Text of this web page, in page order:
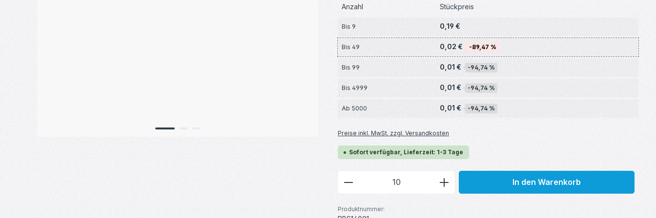
Anzahl Stückpreis
Bis 9 0,19 €
Bis 49 0,02 € -89,47 %
Bis 99 0,01 € -94,74 %
Bis 4999 0,01 € -94,74 %
Ab 5000 0,01 € -94,74 %
Preise inkl. MwSt. zzgl. Versandkosten
Sofort verfügbar, Lieferzeit: 1-3 Tage
Produkt Anzahl: Gib den gewünschten Wert ein oder
In den Warenkorb
Produktnummer: